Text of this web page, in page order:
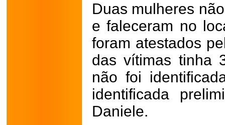
Duas mulheres
e faleceram no
foram atestados
das vítimas tinha
não foi
identificada
Daniele.